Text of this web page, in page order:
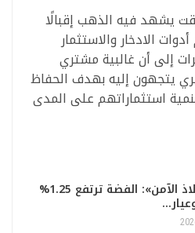
يشهد فيه الذهب إقبالًا
الادخار والاستثمار
إلى أن غالبية مشتري
يتجهون إليه بهدف الحفاظ
استثماراتهم على المدى
«مركز الملاذ الآمن»: الفضة ترتفع 1.25%